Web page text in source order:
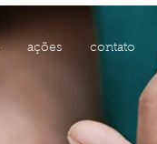
ações contato